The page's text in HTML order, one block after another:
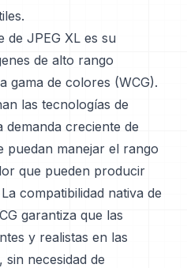
de JPEG XL es su
de alto rango
gama de colores (WCG).
las tecnologías de
demanda creciente de
puedan manejar el rango
que pueden producir
compatibilidad nativa de
garantiza que las
y realistas en las
sin necesidad de